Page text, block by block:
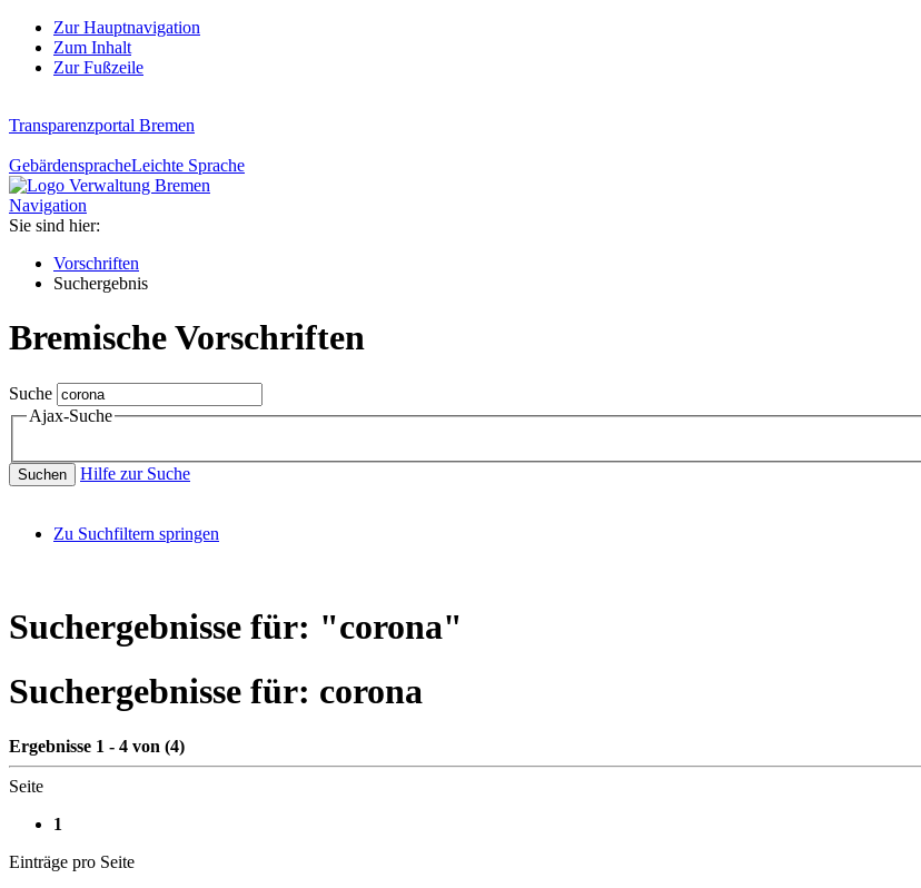
Zur Hauptnavigation
Zum Inhalt
Zur Fußzeile
Transparenzportal Bremen
GebärdenspracheLeichte Sprache
Navigation
Sie sind hier:
Vorschriften
Suchergebnis
Bremische Vorschriften
Suche
Ajax-Suche
Suchen Hilfe zur Suche
Zu Suchfiltern springen
Suchergebnisse für: "corona"
Suchergebnisse für: corona
Ergebnisse 1 - 4 von (4)
Seite
1
Einträge pro Seite